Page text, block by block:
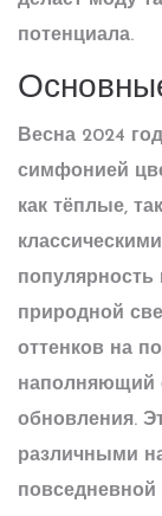
потенциала.
Весна 2024
симфонией
как тёплые,
популярность
природной
оттенков на
наполняющий
обновления.
различными
повседневной